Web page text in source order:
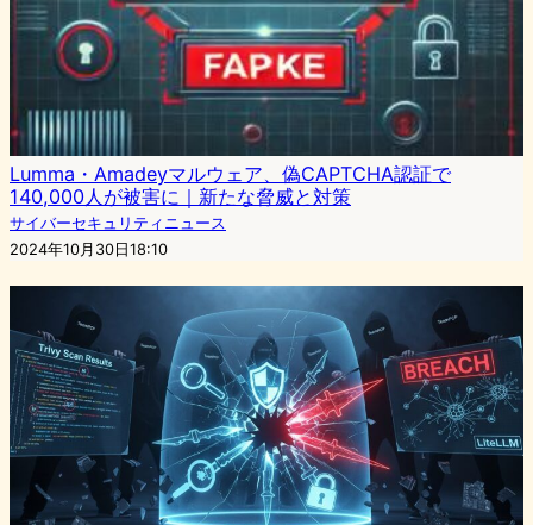
Lumma・Amadeyマルウェア、偽CAPTCHA認証で
140,000人が被害に｜新たな脅威と対策
サイバーセキュリティニュース
2024年10月30日18:10